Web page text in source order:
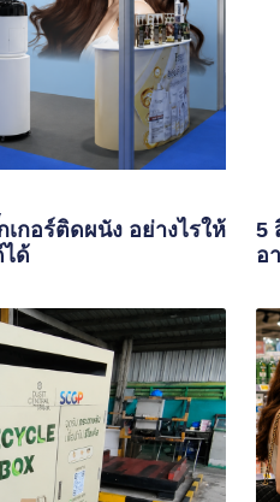
กอร์ติดผนัง อย่างไรให้
ด้
5
อ